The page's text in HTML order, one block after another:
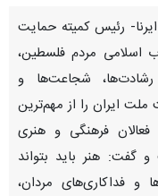
رئیس کمیته حمایت
اسلامی مردم فلسطین،
رشادت‌ها، شجاعت‌ها و
ملت ایران را از مهم‌ترین
فرهنگی و هنری
گفت: هنر باید بتواند
و فداکاری‌های مردان،